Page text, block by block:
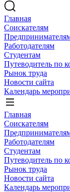
Главная
Соискателям
Работодателям
Студентам
Путеводитель по
Рынок труда
Новости сайта
Календарь
Главная
Соискателям
Работодателям
Студентам
Путеводитель по
Рынок труда
Новости сайта
Календарь